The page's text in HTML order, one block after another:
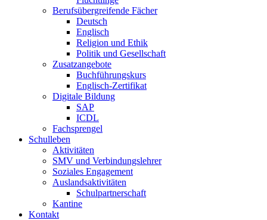
Berufsübergreifende Fächer
Deutsch
Englisch
Religion und Ethik
Politik und Gesellschaft
Zusatzangebote
Buchführungskurs
Englisch-Zertifikat
Digitale Bildung
SAP
ICDL
Fachsprengel
Schulleben
Aktivitäten
SMV und Verbindungslehrer
Soziales Engagement
Auslandsaktivitäten
Schulpartnerschaft
Kantine
Kontakt